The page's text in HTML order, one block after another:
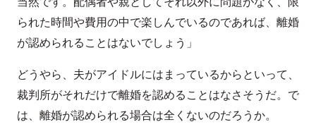
られた時間や費用の中で楽しんでいるのであれば、離婚
が認められることはないでしょう」
どうやら、夫がアイドルにはまっているからといって、
裁判所がそれだけで離婚を認めることはなさそうだ。で
は、離婚が認められる場合は全くないのだろうか。